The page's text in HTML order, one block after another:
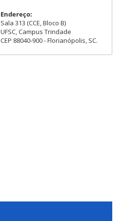
Endereço:
Sala 313 (CCE, Bloco B)
UFSC, Campus Trindade
CEP 88040-900 - Florianópolis, SC.